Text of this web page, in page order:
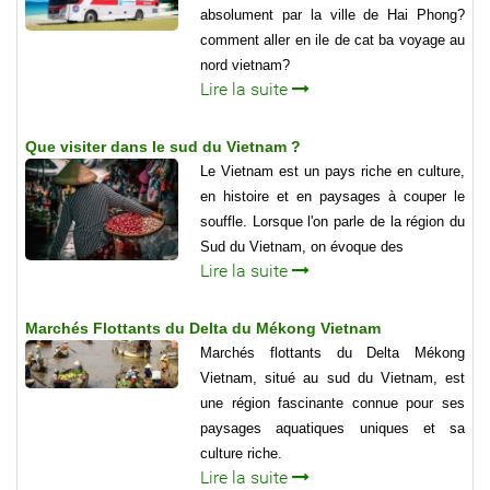
absolument par la ville de Hai Phong?
comment aller en ile de cat ba voyage au
nord vietnam?
Lire la suite
Que visiter dans le sud du Vietnam ?
Le Vietnam est un pays riche en culture,
en histoire et en paysages à couper le
souffle. Lorsque l'on parle de la région du
Sud du Vietnam, on évoque des
Lire la suite
Marchés Flottants du Delta du Mékong Vietnam
Marchés flottants du Delta Mékong
Vietnam, situé au sud du Vietnam, est
une région fascinante connue pour ses
paysages aquatiques uniques et sa
culture riche.
Lire la suite